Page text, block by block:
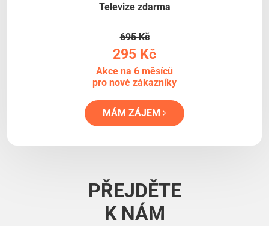
Televize zdarma
695 Kč
295 Kč
Akce na 6 měsíců
pro nové zákazníky
MÁM ZÁJEM
PŘEJDĚTE
K NÁM